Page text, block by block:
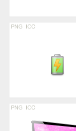
PNG ICO
PNG ICO